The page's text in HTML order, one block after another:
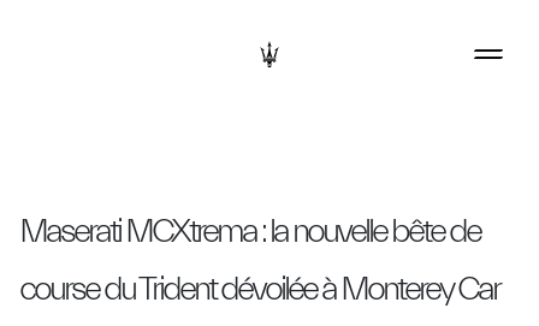
Maserati MCXtrema : la nouvelle bête de
course du Trident dévoilée à Monterey Car